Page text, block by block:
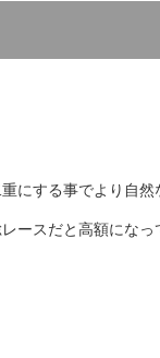
にする事でより自然
ースだと高額にな